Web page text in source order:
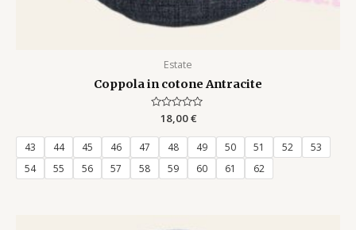
Estate
Coppola in cotone Antracite
Rated
out
18,00€
43 44 45 46 47 48 49 50 51 52
53
54
55 56 57 58 59 60 61 62